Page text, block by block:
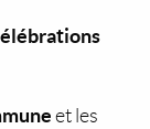
et les